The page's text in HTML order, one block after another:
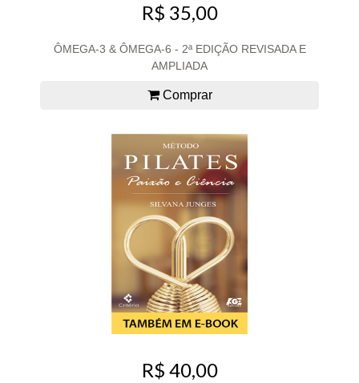
R$ 35,00
ÔMEGA-3 & ÔMEGA-6 - 2ª EDIÇÃO REVISADA E
AMPLIADA
Comprar
R$ 40,00